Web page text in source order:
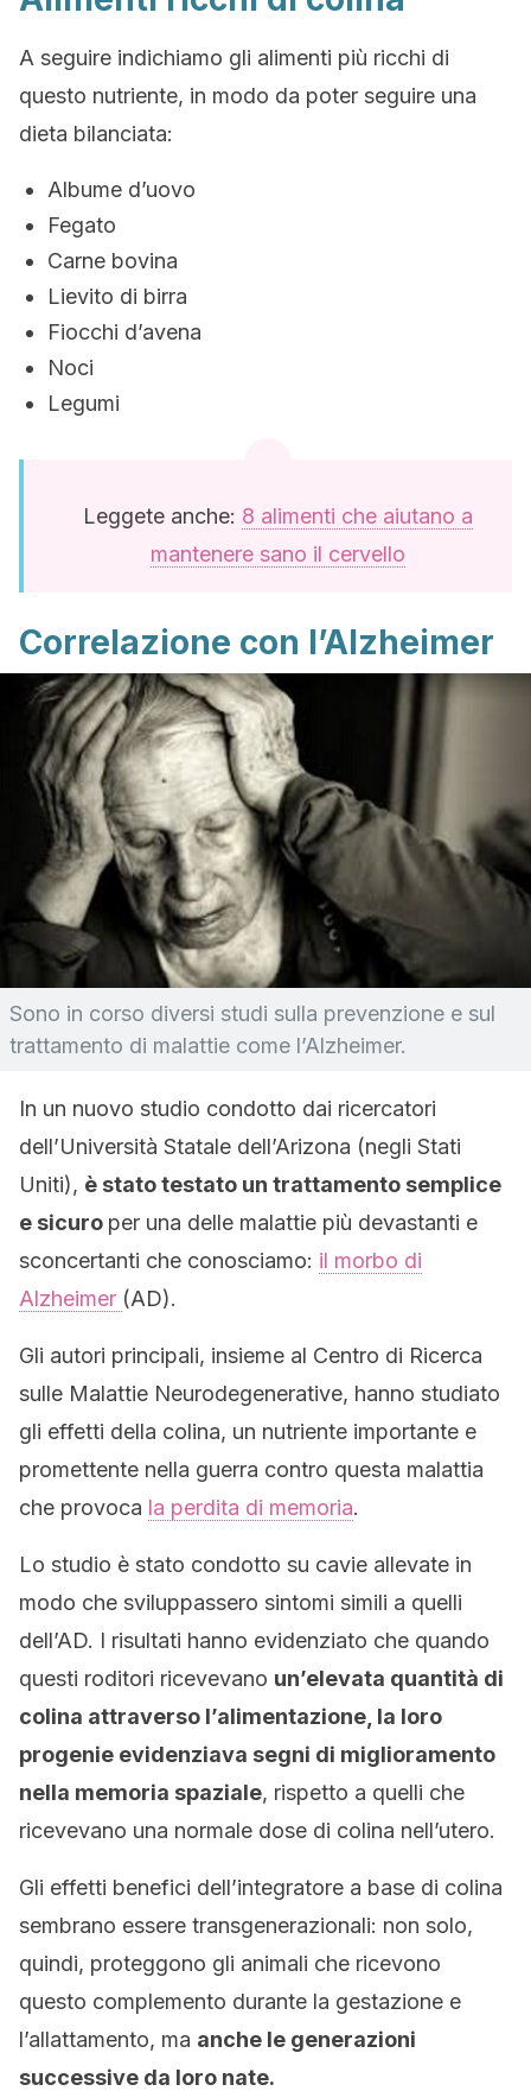
A seguire indichiamo gli alimenti più ricchi di
questo nutriente, in modo da poter seguire una
dieta bilanciata:
Albume d’uovo
Fegato
Carne bovina
Lievito di birra
Fiocchi d’avena
Noci
Legumi
Leggete anche: 8 alimenti che aiutano a
mantenere sano il cervello
Correlazione con l’Alzheimer
Sono in corso diversi studi sulla prevenzione e sul
trattamento di malattie come l’Alzheimer.
In un nuovo studio condotto dai ricercatori
dell’Università Statale dell’Arizona (negli Stati
Uniti), è stato testato un trattamento semplice
e sicuro per una delle malattie più devastanti e
sconcertanti che conosciamo: il morbo di
Alzheimer (AD).
Gli autori principali, insieme al Centro di Ricerca
sulle Malattie Neurodegenerative, hanno studiato
gli effetti della colina, un nutriente importante e
promettente nella guerra contro questa malattia
che provoca la perdita di memoria.
Lo studio è stato condotto su cavie allevate in
modo che sviluppassero sintomi simili a quelli
dell’AD. I risultati hanno evidenziato che quando
questi roditori ricevevano un’elevata quantità di
colina attraverso l’alimentazione, la loro
progenie evidenziava segni di miglioramento
nella memoria spaziale, rispetto a quelli che
ricevevano una normale dose di colina nell’utero.
Gli effetti benefici dell’integratore a base di colina
sembrano essere transgenerazionali: non solo,
quindi, proteggono gli animali che ricevono
questo complemento durante la gestazione e
l’allattamento, ma anche le generazioni
successive da loro nate.